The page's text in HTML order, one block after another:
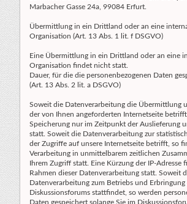
Marbacher Gasse 24a, 99084 Erfurt.
Übermittlung in ein Drittland oder an eine
Organisation (Art. 13 Abs. 1 lit. f DSGVO)
Eine Übermittlung in ein Drittland oder an eine
Organisation findet nicht statt.
Dauer, für die die personenbezogenen Daten
(Art. 13 Abs. 2 lit. a DSGVO)
Soweit die Datenverarbeitung die Übermittlung
der von Ihnen angeforderten Internetseite
Speicherung nur im Zeitpunkt der Auslieferung
statt. Soweit die Datenverarbeitung zur
der Zugriffe auf unsere Internetseite betrifft, so
Verarbeitung in unmittelbarem zeitlichen
Ihrem Zugriff statt. Eine Kürzung der IP-Adresse
Rahmen dieser Datenverarbeitung statt. Soweit
Datenverarbeitung zum Betriebs und Erbringung
Diskussionsforums stattfindet, so werden
Daten gespeichert solange Sie im